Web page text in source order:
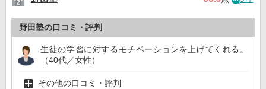
野田塾の口コミ・評判
生徒の学習に対するモチベーションを上げてくれる。
（40代／女性）
その他の口コミ・評判